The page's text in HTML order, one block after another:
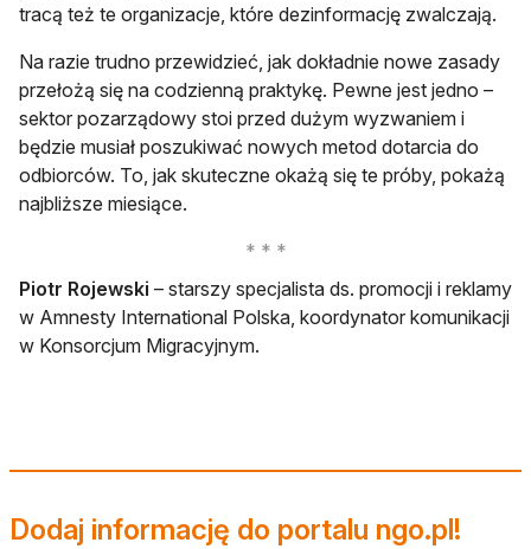
tracą też te organizacje, które dezinformację zwalczają.
Na razie trudno przewidzieć, jak dokładnie nowe zasady
przełożą się na codzienną praktykę. Pewne jest jedno –
sektor pozarządowy stoi przed dużym wyzwaniem i
będzie musiał poszukiwać nowych metod dotarcia do
odbiorców. To, jak skuteczne okażą się te próby, pokażą
najbliższe miesiące.
Piotr Rojewski – starszy specjalista ds. promocji i reklamy
w Amnesty International Polska, koordynator komunikacji
w Konsorcjum Migracyjnym.
Dodaj informację do portalu ngo.pl!